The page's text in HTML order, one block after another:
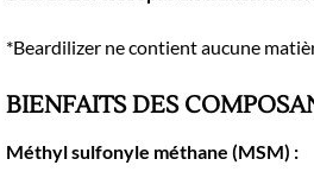
*Beardilizer ne contient aucune
BIENFAITS DES
Méthyl sulfonyle méthane (MSM) :